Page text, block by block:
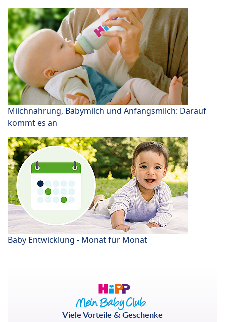
Milchnahrung, Babymilch und Anfangsmilch: Darauf
kommt es an
Baby Entwicklung - Monat für Monat
Viele Vorteile & Geschenke